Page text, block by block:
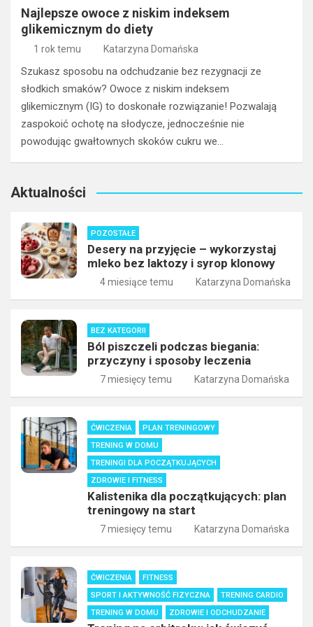
Najlepsze owoce z niskim indeksem
glikemicznym do diety
1 rok temu Katarzyna Domańska
Szukasz sposobu na odchudzanie bez rezygnacji ze
słodkich smaków? Owoce z niskim indeksem
glikemicznym (IG) to doskonałe rozwiązanie! Pozwalają
zaspokoić ochotę na słodycze, jednocześnie nie
powodując gwałtownych skoków cukru we…
Aktualności
POZOSTAŁE
Desery na przyjęcie – wykorzystaj
mleko bez laktozy i syrop klonowy
4 miesiące temu Katarzyna Domańska
BEZ KATEGORII
Ból piszczeli podczas biegania:
przyczyny i sposoby leczenia
7 miesięcy temu Katarzyna Domańska
ĆWICZENIA
PLAN TRENINGOWY
TRENING W DOMU
TRENINGI DLA POCZĄTKUJĄCYCH
ZDROWIE I FITNESS
Kalistenika dla początkujących: plan
treningowy na start
7 miesięcy temu Katarzyna Domańska
ĆWICZENIA
FITNESS
SPORT I AKTYWNOŚĆ FIZYCZNA
TRENING CARDIO
TRENING W DOMU
ZDROWIE I ODCHUDZANIE